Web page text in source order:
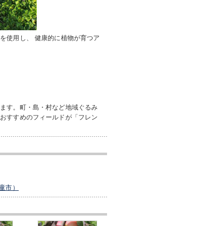
使用し、 健康的に植物が育つア
す。町・島・村など地域ぐるみ
すすめのフィールドが「フレン
市）